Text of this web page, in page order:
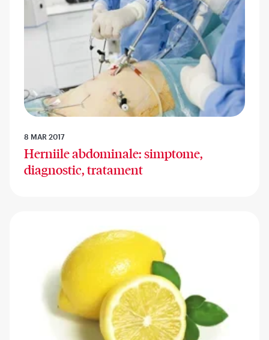
8 MAR 2017
Herniile abdominale: simptome,
diagnostic, tratament